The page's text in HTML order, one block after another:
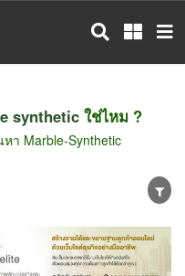
synthetic ใช่ไหม ?
า Marble-Synthetic
ตัวแทนจัดจำหน่าย